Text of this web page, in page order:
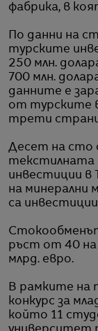
фабрика, в
По данни на
турските
250 млн.
700 млн.
данните е
от турските
трети страни
Десет на сто
текстилната
инвестиции в
на минерални
са
ръст от 40 на
млрд. евро.
В рамките на
конкурс за
който 11